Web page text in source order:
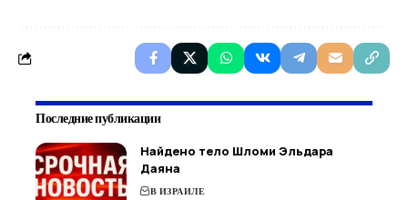
Последние публикации
Найдено тело Шломи Эльдара
Даяна
В ИЗРАИЛЕ